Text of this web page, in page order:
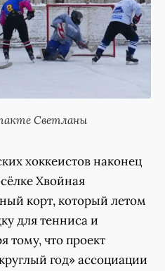
Светланы
хоккеистов наконец
Хвойная
корт, который летом
для тенниса и
тому, что проект
год» ассоциации